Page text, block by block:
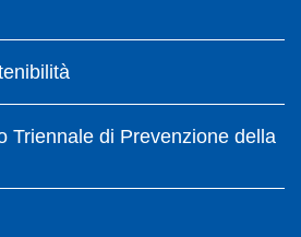
Triennale di Prevenzione della